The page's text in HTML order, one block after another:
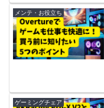
メンテ・お役立ち
ゲーミングチェア